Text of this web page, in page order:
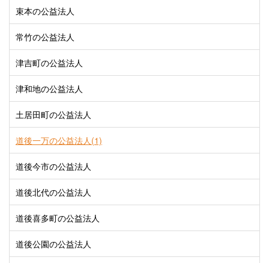
束本の公益法人
常竹の公益法人
津吉町の公益法人
津和地の公益法人
土居田町の公益法人
道後一万の公益法人(1)
道後今市の公益法人
道後北代の公益法人
道後喜多町の公益法人
道後公園の公益法人